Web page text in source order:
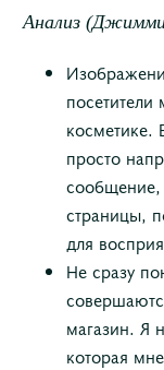
Анализ
посетители
косметике.
просто
страницы,
для
Не сразу
магазин. Я
которая